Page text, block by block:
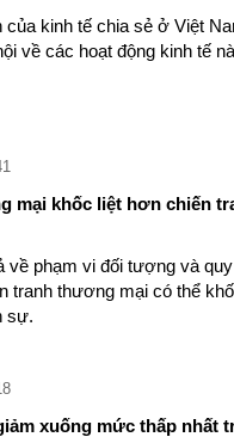
kinh tế chia sẻ ở Việt
về các hoạt động kinh tế
mại khốc liệt hơn chiến
phạm vi đối tượng và
tranh thương mại có thể
sự.
xuống mức thấp nhất